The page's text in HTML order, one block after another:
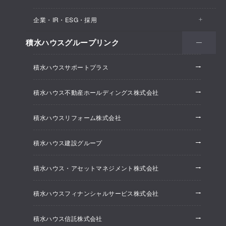
保育所・教育支援施設
オフィス・事務所
建築実例
オフィス系開発事業
ホテル系開発事業
大規模開発事業
賃貸マンション開発事業
企業・IR・ESG・採用
会社情報
株主・投資家情報
ESG経営
研究開発
採用情報
ニュースリリース
積水ハウスグループリンク
積水ハウスサポートプラス
積水ハウス不動産ホールディングス株式会社
積水ハウスリフォーム株式会社
積水ハウス建設グループ
積水ハウス・アセットマネジメント株式会社
積水ハウスフィナンシャルサービス株式会社
積水ハウス信託株式会社